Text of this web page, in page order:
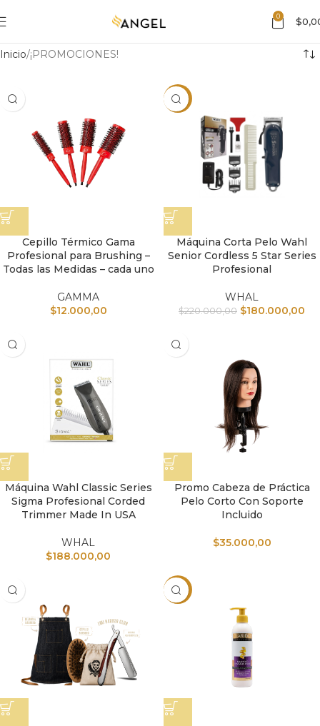
0 $
Inicio ¡PROMOCIONES!
Cepillo Térmico Gama
Profesional para Brushing –
Todas las Medidas – cada uno
GAMMA
$12.000,00
-18%
Máquina Corta Pelo Wahl
Senior Cordless 5 Star Series
Profesional
WHAL
$220.000,00 $180.000,00
Máquina Wahl Classic Series
Sigma Profesional Corded
Trimmer Made In USA
WHAL
$188.000,00
Promo Cabeza de Práctica
Pelo Corto Con Soporte
Incluido
$35.000,00
-51%